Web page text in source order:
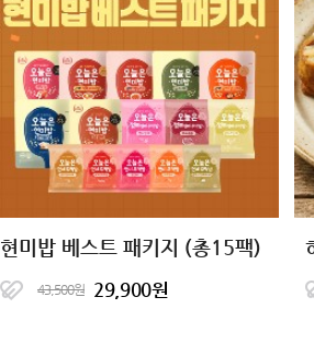
현미밥 베스트 패키지 (총15팩)
43,500원 29,900원